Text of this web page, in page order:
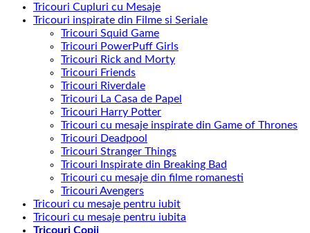
Tricouri Cupluri cu Mesaje
Tricouri inspirate din Filme si Seriale
Tricouri Squid Game
Tricouri PowerPuff Girls
Tricouri Rick and Morty
Tricouri Friends
Tricouri Riverdale
Tricouri La Casa de Papel
Tricouri Harry Potter
Tricouri cu mesaje inspirate din Game of Thrones
Tricouri Deadpool
Tricouri Stranger Things
Tricouri Inspirate din Breaking Bad
Tricouri cu mesaje din filme romanesti
Tricouri Avengers
Tricouri cu mesaje pentru iubit
Tricouri cu mesaje pentru iubita
Tricouri Copii